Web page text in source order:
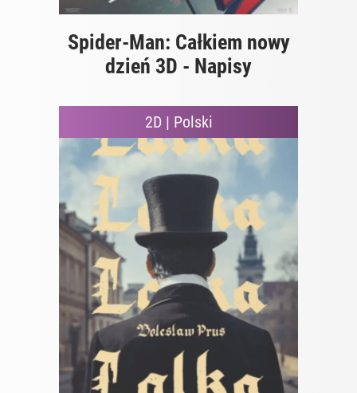
Spider-Man: Całkiem nowy
dzień 3D - Napisy
2D | Polski